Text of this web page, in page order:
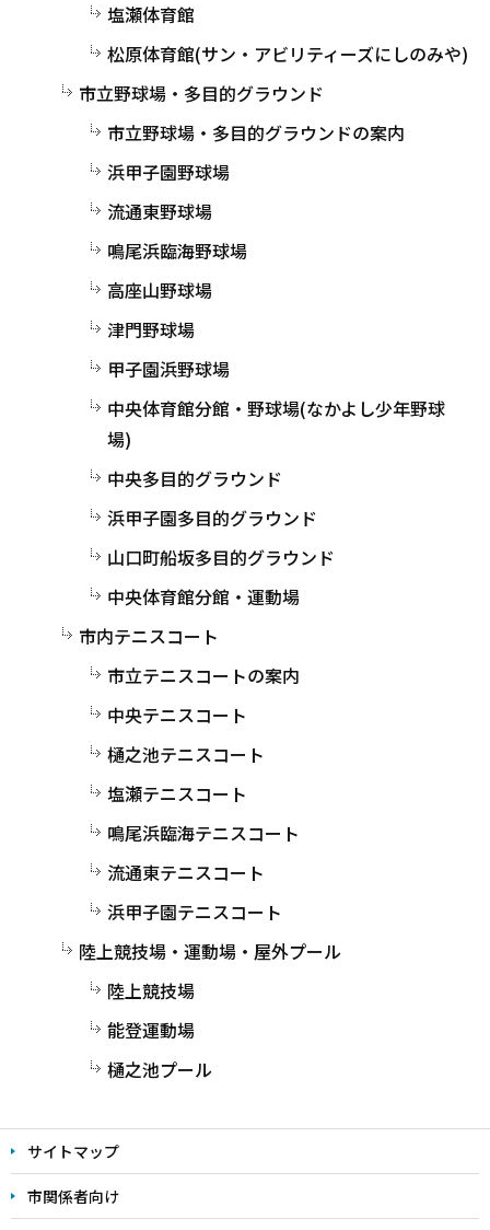
塩瀬体育館
松原体育館(サン・アビリティーズにしのみや)
市立野球場・多目的グラウンド
市立野球場・多目的グラウンドの案内
浜甲子園野球場
流通東野球場
鳴尾浜臨海野球場
高座山野球場
津門野球場
甲子園浜野球場
中央体育館分館・野球場(なかよし少年野球
場)
中央多目的グラウンド
浜甲子園多目的グラウンド
山口町船坂多目的グラウンド
中央体育館分館・運動場
市内テニスコート
市立テニスコートの案内
中央テニスコート
樋之池テニスコート
塩瀬テニスコート
鳴尾浜臨海テニスコート
流通東テニスコート
浜甲子園テニスコート
陸上競技場・運動場・屋外プール
陸上競技場
能登運動場
樋之池プール
サイトマップ
市関係者向け